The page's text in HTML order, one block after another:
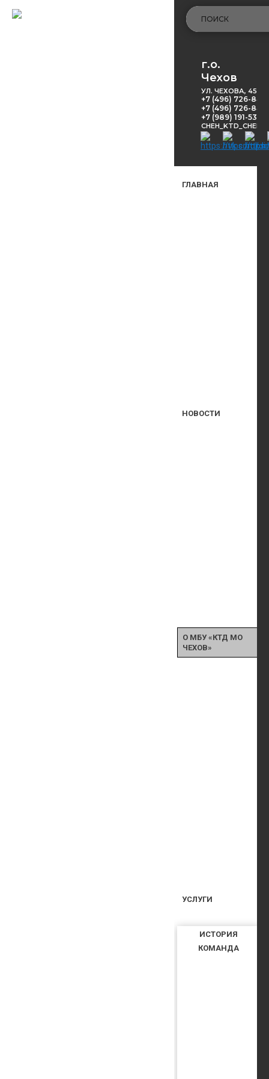
г.о.
Чехов
УЛ. ЧЕХОВА, 45
+7 (496) 726-
+7 (496) 726-
+7 (989) 191-53-
ГЛАВНАЯ
НОВОСТИ
О МБУ «КТД МО
ЧЕХОВ»
ИСТОРИЯ
КОМАНДА
УСЛУГИ